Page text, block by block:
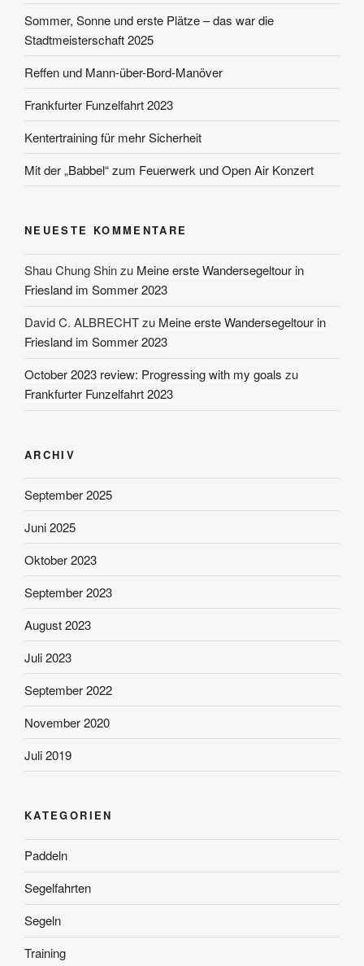
Sommer, Sonne und erste Plätze – das war die
Stadtmeisterschaft 2025
Reffen und Mann-über-Bord-Manöver
Frankfurter Funzelfahrt 2023
Kentertraining für mehr Sicherheit
Mit der „Babbel“ zum Feuerwerk und Open Air Konzert
NEUESTE KOMMENTARE
Shau Chung Shinzu Meine erste Wandersegeltour in
Friesland im Sommer 2023
David C. ALBRECHTzu Meine erste Wandersegeltour in
Friesland im Sommer 2023
October 2023 review: Progressing with my goals zu
Frankfurter Funzelfahrt 2023
ARCHIV
September 2025
Juni 2025
Oktober 2023
September 2023
August 2023
Juli 2023
September 2022
November 2020
Juli 2019
KATEGORIEN
Paddeln
Segelfahrten
Segeln
Training